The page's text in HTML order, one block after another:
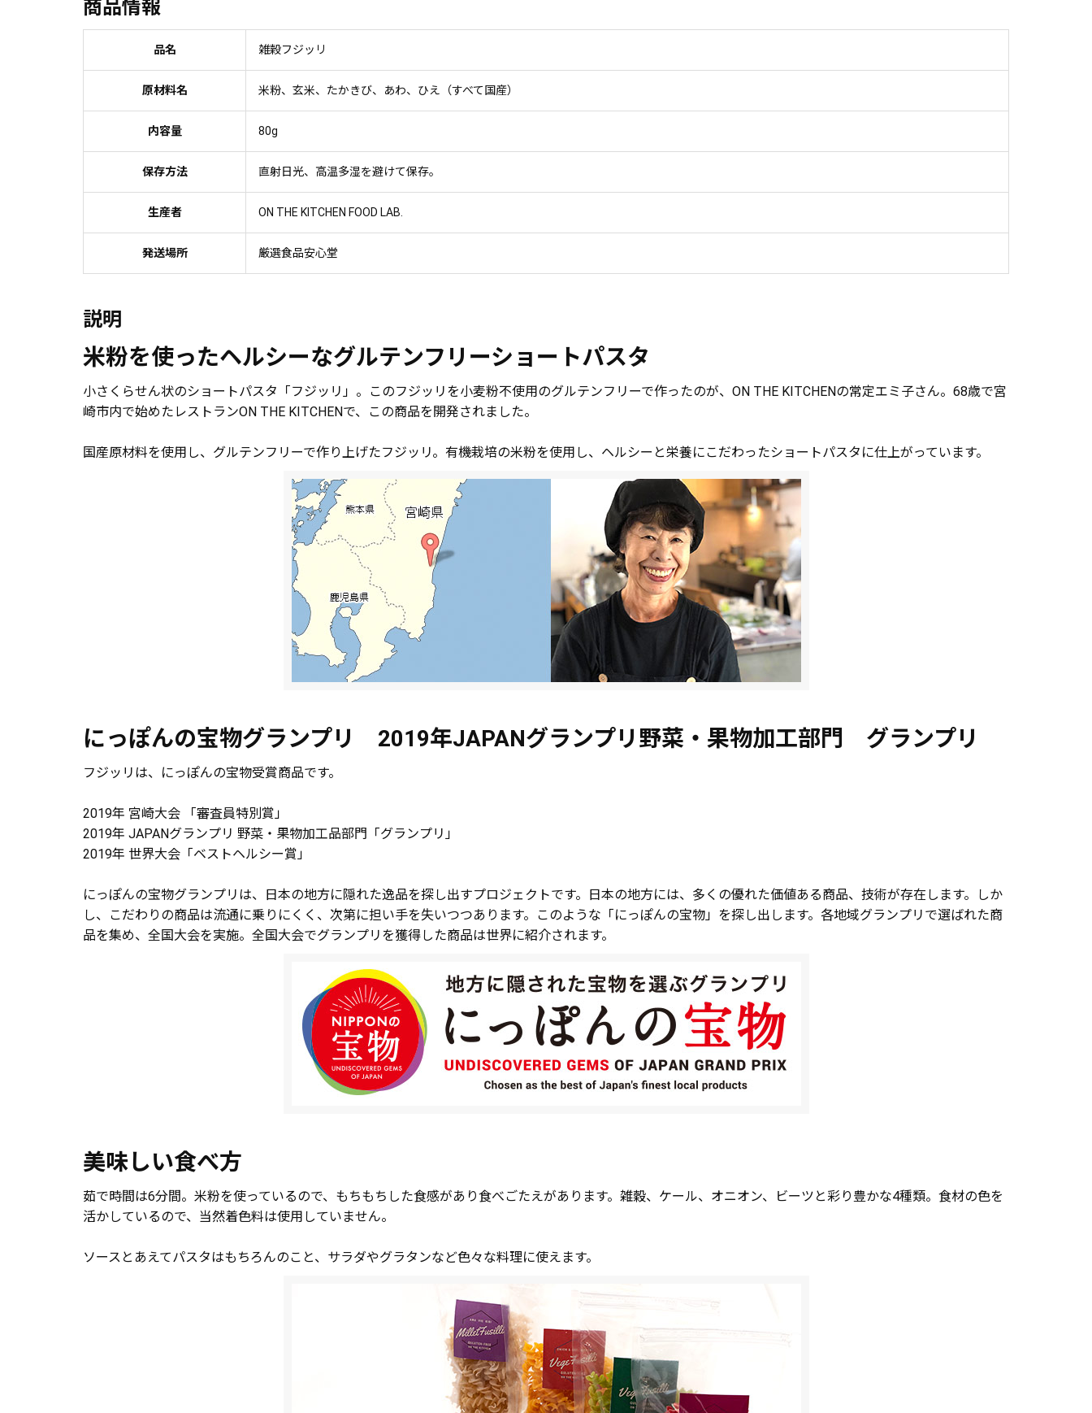
商品情報
品名 雑穀フジッリ
原材料名 米粉、玄米、たかきび、あわ、ひえ（すべて国産）
内容量 80g
保存方法 直射日光、高温多湿を避けて保存。
生産者 ON THE KITCHEN FOOD LAB.
発送場所 厳選食品安心堂
説明
米粉を使ったヘルシーなグルテンフリーショートパスタ
小さくらせん状のショートパスタ「フジッリ」。このフジッリを小麦粉不使用のグルテンフリーで作ったのが、ON THE KITCHENの常定エミ子さん。68歳で宮
崎市内で始めたレストランON THE KITCHENで、この商品を開発されました。
国産原材料を使用し、グルテンフリーで作り上げたフジッリ。有機栽培の米粉を使用し、ヘルシーと栄養にこだわったショートパスタに仕上がっています。
にっぽんの宝物グランプリ 2019年JAPANグランプリ野菜・果物加工部門 グランプリ
フジッリは、にっぽんの宝物受賞商品です。
2019年 宮崎大会 「審査員特別賞」
2019年 JAPANグランプリ 野菜・果物加工品部門「グランプリ」
2019年 世界大会「ベストヘルシー賞」
にっぽんの宝物グランプリは、日本の地方に隠れた逸品を探し出すプロジェクトです。日本の地方には、多くの優れた価値ある商品、技術が存在します。しか
し、こだわりの商品は流通に乗りにくく、次第に担い手を失いつつあります。このような「にっぽんの宝物」を探し出します。各地域グランプリで選ばれた商
品を集め、全国大会を実施。全国大会でグランプリを獲得した商品は世界に紹介されます。
美味しい食べ方
茹で時間は6分間。米粉を使っているので、もちもちした食感があり食べごたえがあります。雑穀、ケール、オニオン、ビーツと彩り豊かな4種類。食材の色を
活かしているので、当然着色料は使用していません。
ソースとあえてパスタはもちろんのこと、サラダやグラタンなど色々な料理に使えます。